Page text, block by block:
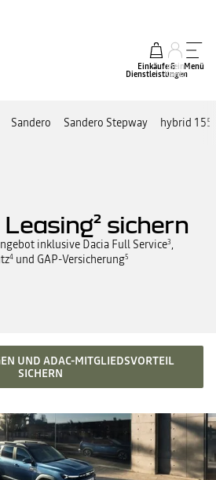
Einkäufe &
Dienstleistungen
mein
Konto
Menü
Sandero Sandero Stepway hybrid 155
sichern
inklusive Dacia Full Service3,
4und GAP-Versicherung5
UND ADAC-MITGLIEDSVORTEIL
SICHERN